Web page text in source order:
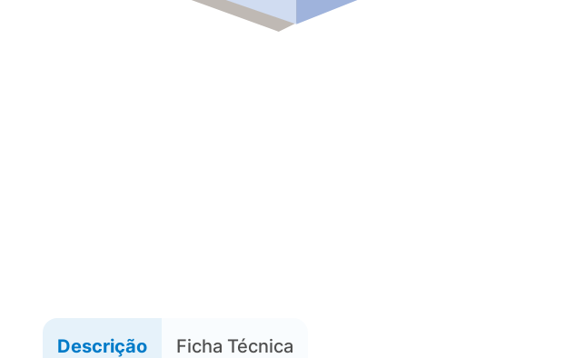
Descrição Ficha Técnica